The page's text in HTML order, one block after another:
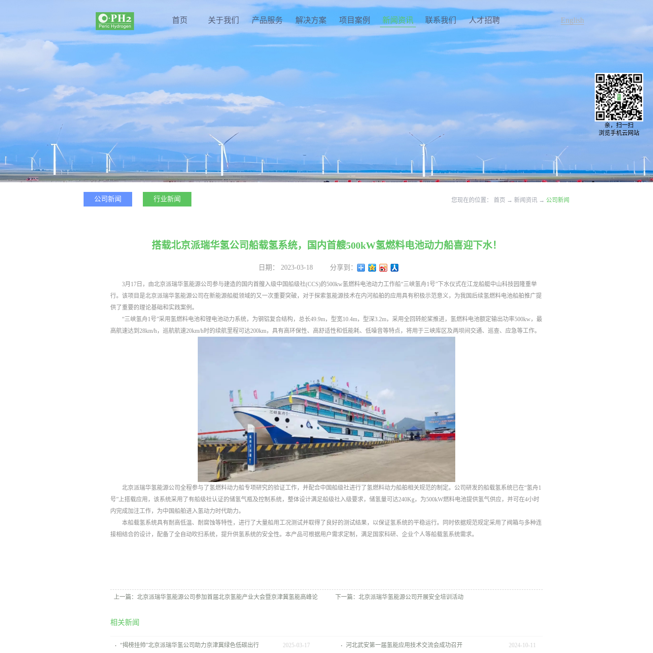
English
首页 关于我们 产品服务 解决方案 项目案例 新闻资讯 联系我们 人才招聘
公司新闻 行业新闻 您现在的位置： 首页 → 新闻资讯 → 公司新闻
分享到：
搭载北京派瑞华氢公司船载氢系统，国内首艘500kW氢燃料电池动力船喜迎下水！
日期： 2023-03-18
3月17日，由北京派瑞华氢能源公司参与建造的国内首艘入级中国船级社(CCS)的500kw氢燃料电池动力工作船“三峡氢舟1号”下水仪式在江龙船艇中山科技园隆重举
行。该项目是北京派瑞华氢能源公司在新能源船艇领域的又一次重要突破，对于探索氢能源技术在内河船舶的应用具有积极示范意义，为我国后续氢燃料电池船舶推广提
供了重要的理论基础和实践案例。
“三峡氢舟1号”采用氢燃料电池和锂电池动力系统，为钢铝复合结构，总长49.9m，型宽10.4m，型深3.2m，采用全回转舵桨推进，氢燃料电池额定输出功率500kw，最
高航速达到28km/h，巡航航速20km/h时的续航里程可达200km，具有高环保性、高舒适性和低能耗、低噪音等特点，将用于三峡库区及两坝间交通、巡查、应急等工作。
北京派瑞华氢能源公司全程参与了氢燃料动力船专项研究的验证工作，并配合中国船级社进行了氢燃料动力船舶相关规范的制定。公司研发的船载氢系统已在“氢舟1
号”上搭载应用，该系统采用了有船级社认证的储氢气瓶及控制系统，整体设计满足船级社入级要求，储氢量可达240Kg，为500kW燃料电池提供氢气供应，并可在4小时
内完成加注工作，为中国船舶进入氢动力时代助力。
本船载氢系统具有耐高低温、耐腐蚀等特性，进行了大量船用工况测试并取得了良好的测试结果，以保证氢系统的平稳运行。同时依据规范规定采用了阀箱与多种连
接相结合的设计，配备了全自动吹扫系统，提升供氢系统的安全性。本产品可根据用户需求定制，满足国家科研、企业个人等船载氢系统需求。
上一篇：北京派瑞华氢能源公司参加首届北京氢能产业大会暨京津冀氢能高峰论 下一篇： 北京派瑞华氢能源公司开展安全培训活动
相关新闻
“揭榜挂帅”北京派瑞华氢公司助力京津冀绿色低碳出行 2025-03-17 河北武安第一届氢能应用技术交流会成功召开 2024-10-11
亲，扫一扫
浏览手机云网站